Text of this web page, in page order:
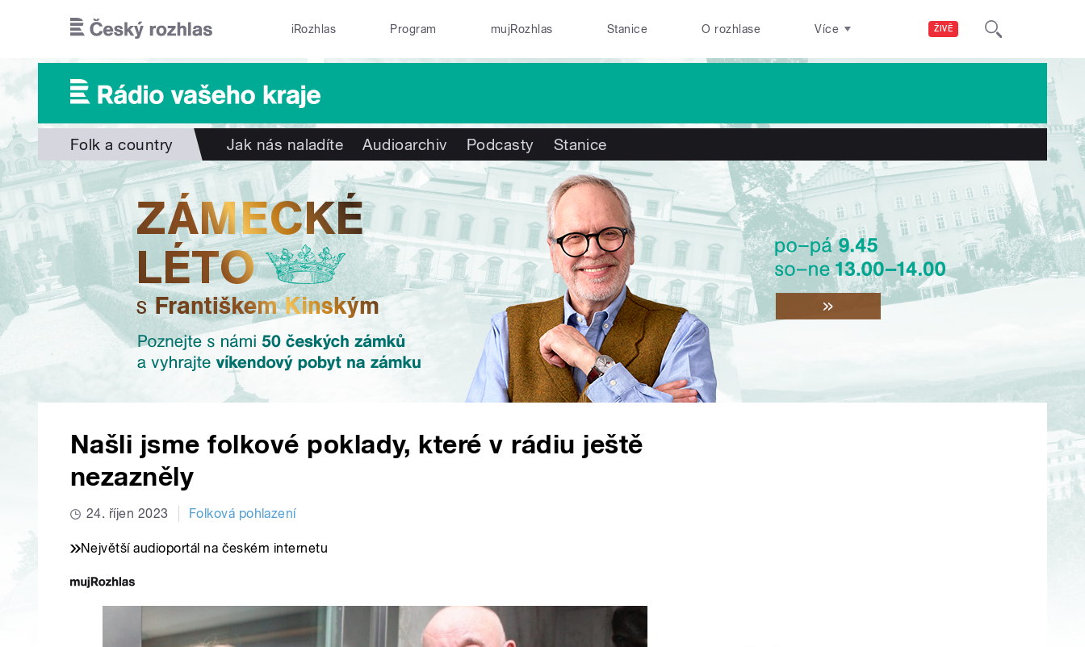
ŽIVĚ
iRozhlas Program mujRozhlas Stanice O rozhlase Více
Folk a country Jak nás naladíte Audioarchiv Podcasty Stanice
Našli jsme folkové poklady, které v rádiu ještě
nezazněly
24. říjen 2023 Folková pohlazení
Největší audioportál na českém internetu